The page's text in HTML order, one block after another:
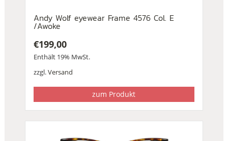
Andy Wolf eyewear Frame 4576 Col. E
/Awoke
€199,00
Enthält 19% MwSt.
zzgl.Versand
zum Produkt